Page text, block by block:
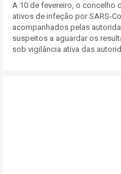
A 10 de fevereiro, o concelho
ativos de infeção por SARS-
acompanhados pelas
suspeitos a aguardar os
sob vigilância ativa das